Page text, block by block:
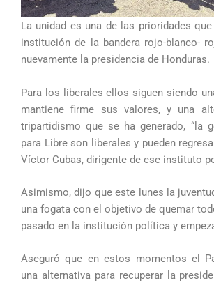
La unidad es una de las prioridades
institución de la bandera rojo-blanco-
nuevamente la presidencia de Honduras.
Para los liberales ellos siguen siendo
mantiene firme sus valores, y una
tripartidismo que se ha generado, “la
para Libre son liberales y pueden
Víctor Cubas, dirigente de ese instituto
Asimismo, dijo que este lunes la
una fogata con el objetivo de quemar
pasado en la institución política y
Aseguró que en estos momentos el
una alternativa para recuperar la